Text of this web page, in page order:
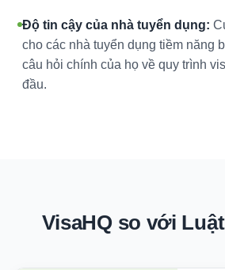
Độ tin cậy của nhà tuyển dụng:
cho các nhà tuyển dụng tiềm năng
câu hỏi chính của họ về quy trình
đầu.
VisaHQ so với